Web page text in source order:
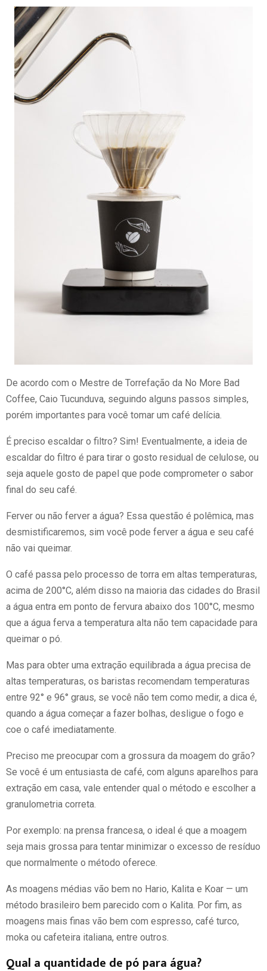
De acordo com o Mestre de Torrefação da No More Bad
Coffee, Caio Tucunduva, seguindo alguns passos simples,
porém importantes para você tomar um café delícia.
É preciso escaldar o filtro? Sim! Eventualmente, a ideia de
escaldar do filtro é para tirar o gosto residual de celulose, ou
seja aquele gosto de papel que pode comprometer o sabor
final do seu café.
Ferver ou não ferver a água? Essa questão é polêmica, mas
desmistificaremos, sim você pode ferver a água e seu café
não vai queimar.
O café passa pelo processo de torra em altas temperaturas,
acima de 200°C, além disso na maioria das cidades do Brasil
a água entra em ponto de fervura abaixo dos 100°C, mesmo
que a água ferva a temperatura alta não tem capacidade para
queimar o pó.
Mas para obter uma extração equilibrada a água precisa de
altas temperaturas, os baristas recomendam temperaturas
entre 92° e 96° graus, se você não tem como medir, a dica é,
quando a água começar a fazer bolhas, desligue o fogo e
coe o café imediatamente.
Preciso me preocupar com a grossura da moagem do grão?
Se você é um entusiasta de café, com alguns aparelhos para
extração em casa, vale entender qual o método e escolher a
granulometria correta.
Por exemplo: na prensa francesa, o ideal é que a moagem
seja mais grossa para tentar minimizar o excesso de resíduo
que normalmente o método oferece.
As moagens médias vão bem no Hario, Kalita e Koar — um
método brasileiro bem parecido com o Kalita. Por fim, as
moagens mais finas vão bem com espresso, café turco,
moka ou cafeteira italiana, entre outros.
Qual a quantidade de pó para água?